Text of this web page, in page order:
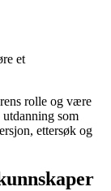
et
rolle og være
som
ettersøk og